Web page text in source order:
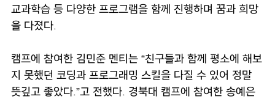
교과학습 등 다양한 프로그램을 함께 진행하며 꿈과 희망
을 다졌다.
캠프에 참여한 김민준 멘티는 “친구들과 함께 평소에 해보
지 못했던 코딩과 프로그래밍 스킬을 다질 수 있어 정말
뜻깊고 좋았다.”고 전했다. 경북대 캠프에 참여한 송예은